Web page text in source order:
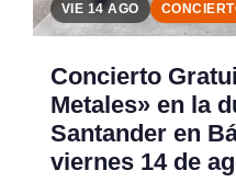
VIE 14 AGO
Concierto
Metales» en la
Santander en
viernes 14 de